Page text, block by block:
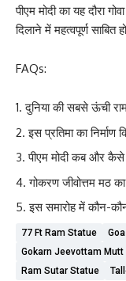
पीएम मोदी का यह दौरा
दिलाने में महत्वपूर्ण साबित
FAQs:
दुनिया की सबसे ऊंची
इस प्रतिमा का निर्माण
पीएम मोदी कब और कैसे
गोकरण जीवोत्तम मठ
इस समारोह में कौन-
77 Ft Ram Statue
Gokarn Jeevottam Mutt
Ram Sutar Statue